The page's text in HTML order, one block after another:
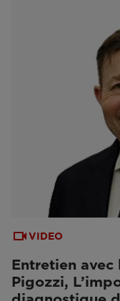
VIDEO
Entretien
Pigozzi,